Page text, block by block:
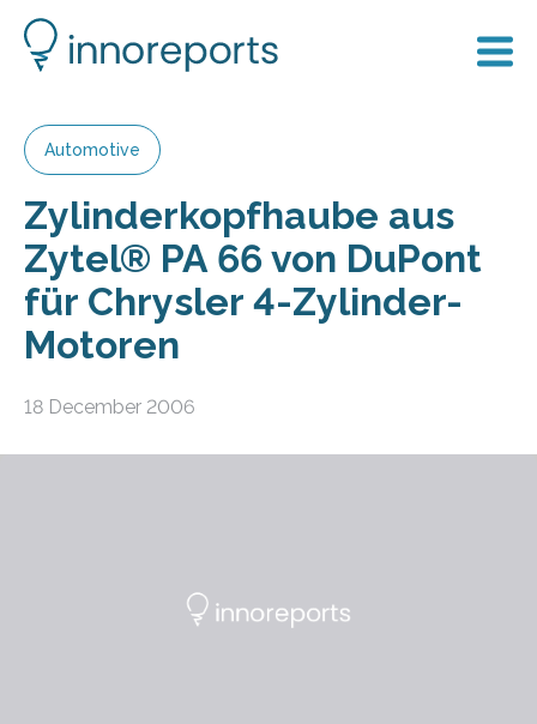
Automotive
Zylinderkopfhaube aus
Zytel® PA 66 von DuPont
für Chrysler 4-Zylinder-
Motoren
18 December 2006